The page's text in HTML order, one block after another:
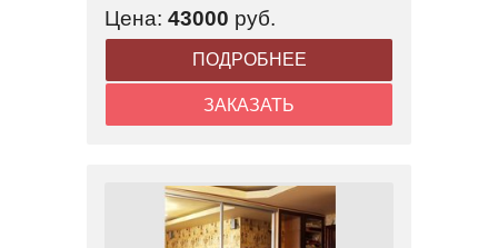
Цена: 43000 руб.
ПОДРОБНЕЕ
ЗАКАЗАТЬ